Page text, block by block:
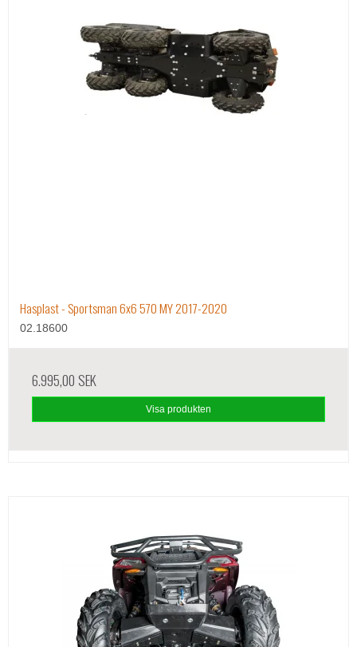
Hasplast - Sportsman 6x6 570 MY 2017-2020
02.18600
6.995,00 SEK
Visa produkten